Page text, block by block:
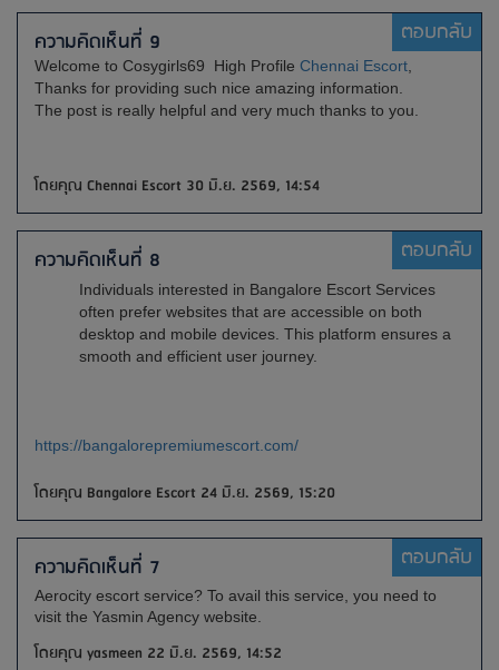
ความคิดเห็นที่ 9 ตอบกลับ
Welcome to Cosygirls69 High Profile Chennai Escort
Thanks for providing such nice amazing information.
The post is really helpful and very much thanks to you.
โดยคุณ Chennai Escort 30 มิ.ย. 2569, 14:54
ความคิดเห็นที่ 8 ตอบกลับ
Individuals interested in Bangalore Escort Services
often prefer websites that are accessible on both
desktop and mobile devices. This platform ensures a
smooth and efficient user journey.
https://bangalorepremiumescort.com/
โดยคุณ Bangalore Escort 24 มิ.ย. 2569, 15:20
ความคิดเห็นที่ 7 ตอบกลับ
Aerocity escort service? To avail this service, you need to
visit the Yasmin Agency website.
โดยคุณ yasmeen 22 มิ.ย. 2569, 14:52